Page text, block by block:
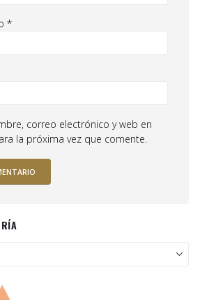
*
correo electrónico y web en
la próxima vez que comente.